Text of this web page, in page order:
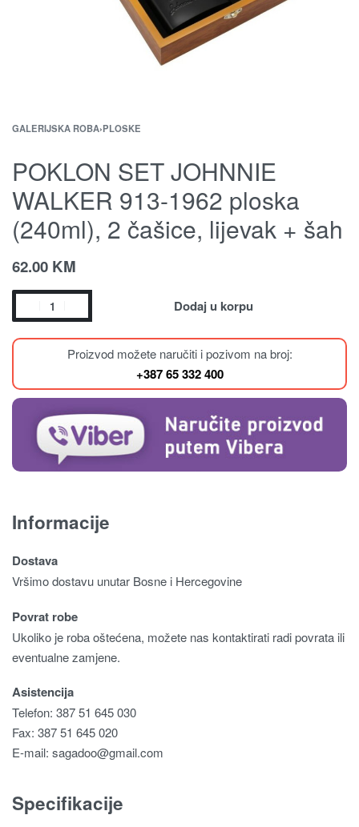
GALERIJSKA ROBA›PLOSKE
POKLON SET JOHNNIE
WALKER 913-1962 ploska
(240ml), 2 čašice, lijevak + šah
62.00 KM
Dodaj u korpu
Proizvod možete naručiti i pozivom na broj:
+387 65 332 400
Informacije
Dostava
Vršimo dostavu unutar Bosne i Hercegovine
Povrat robe
Ukoliko je roba oštećena, možete nas kontaktirati radi povrata ili
eventualne zamjene.
Asistencija
Telefon: 387 51 645 030
Fax: 387 51 645 020
E-mail: sagadoo@gmail.com
Specifikacije